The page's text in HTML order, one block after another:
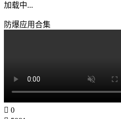
加载中...
防爆应用合集
0